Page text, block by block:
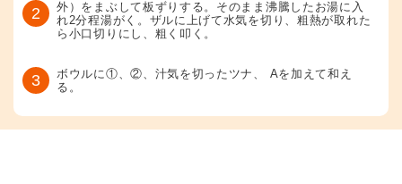
2
外）をまぶして板ずりする。そのまま沸騰したお湯に入
れ2分程湯がく。ザルに上げて水気を切り、粗熱が取れた
ら小口切りにし、粗く叩く。
3
ボウルに①、②、汁気を切ったツナ、 Aを加えて和え
る。